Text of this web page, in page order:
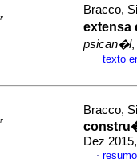
Bracco,
extensa
psican�l,
· texto
Bracco,
Dez
·